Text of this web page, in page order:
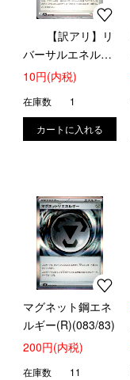
【訳アリ】リ
バーサルエネルギ
ー
10円(内税)
在庫数 1
マグネット鋼エネ
ルギー(R)(083/83)
200円(内税)
在庫数 11